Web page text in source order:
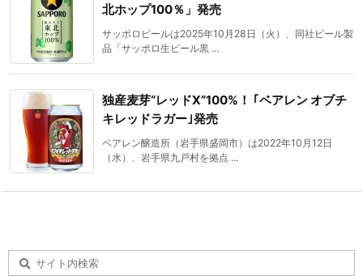
北ホップ100％」発売
サッポロビールは2025年10月28日（火）、同社ビール製
品「サッポロ生ビール黒 ...
独産麦芽“レッドX”100%！ ｢ベアレン オブチ
キレッドラガー｣発売
ベアレン醸造所（岩手県盛岡市）は2022年10月12日
（水）、岩手県九戸村を拠点 ...